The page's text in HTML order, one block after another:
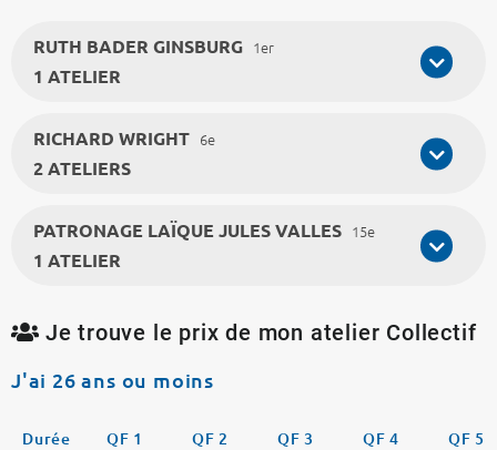
RUTH BADER GINSBURG 1er
1 ATELIER
RICHARD WRIGHT 6e
2 ATELIERS
PATRONAGE LAÏQUE JULES VALLES 15e
1 ATELIER
Je trouve le prix de mon atelier Collectif
J'ai 26 ans ou moins
Durée QF 1 QF 2 QF 3 QF 4 QF 5